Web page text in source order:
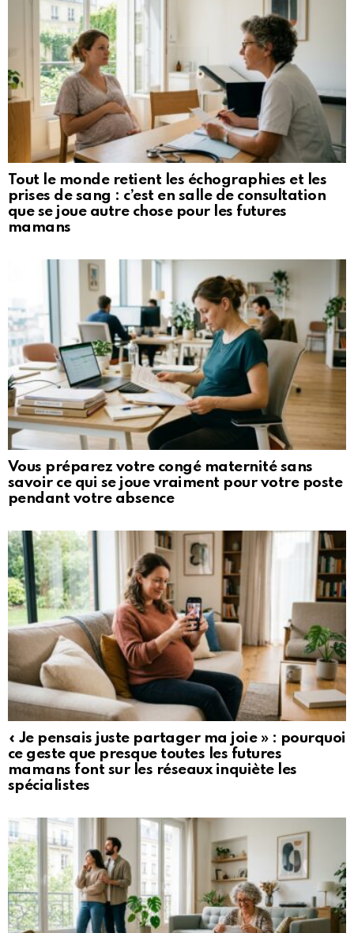
Tout le monde retient les échographies et les
prises de sang : c’est en salle de consultation
que se joue autre chose pour les futures
mamans
Vous préparez votre congé maternité sans
savoir ce qui se joue vraiment pour votre poste
pendant votre absence
« Je pensais juste partager ma joie » : pourquoi
ce geste que presque toutes les futures
mamans font sur les réseaux inquiète les
spécialistes